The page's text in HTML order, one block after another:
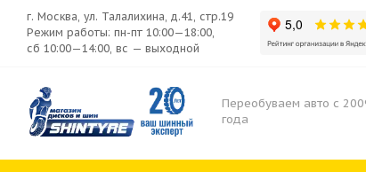
г. Москва, ул. Талалихина, д.41, стр.19
Режим работы: пн-пт 10:00—18:00,
сб 10:00—14:00, вс — выходной
Переобуваем авто с
года